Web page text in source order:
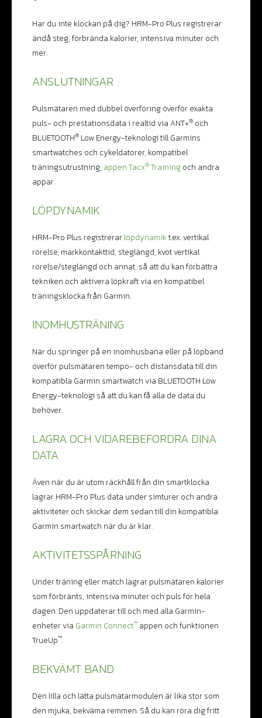
Har du inte klockan på dig? HRM-Pro Plus registrerar
ändå steg, förbrända kalorier, intensiva minuter och
mer.
ANSLUTNINGAR
Pulsmätaren med dubbel överföring överför exakta
puls- och prestationsdata i realtid via ANT+® och
BLUETOOTH® Low Energy-teknologi till Garmins
smartwatches och cykeldatorer, kompatibel
träningsutrustning, appen Tacx® Training och andra
appar.
LÖPDYNAMIK
HRM-Pro Plus registrerar löpdynamik t.ex. vertikal
rörelse, markkontakttid, steglängd, kvot vertikal
rörelse/steglängd och annat, så att du kan förbättra
tekniken och aktivera löpkraft via en kompatibel
träningsklocka från Garmin.
INOMHUSTRÄNING
När du springer på en inomhusbana eller på löpband
överför pulsmätaren tempo- och distansdata till din
kompatibla Garmin smartwatch via BLUETOOTH Low
Energy-teknologi så att du kan få alla de data du
behöver.
LAGRA OCH VIDAREBEFORDRA DINA
DATA
Även när du är utom räckhåll från din smartklocka
lagrar HRM-Pro Plus data under simturer och andra
aktiviteter och skickar dem sedan till din kompatibla
Garmin smartwatch när du är klar.
AKTIVITETSSPÅRNING
Under träning eller match lagrar pulsmätaren kalorier
som förbränts, intensiva minuter och puls för hela
dagen. Den uppdaterar till och med alla Garmin-
enheter via Garmin Connect™ appen och funktionen
TrueUp™.
BEKVÄMT BAND
Den lilla och lätta pulsmätarmodulen är lika stor som
den mjuka, bekväma remmen. Så du kan röra dig fritt